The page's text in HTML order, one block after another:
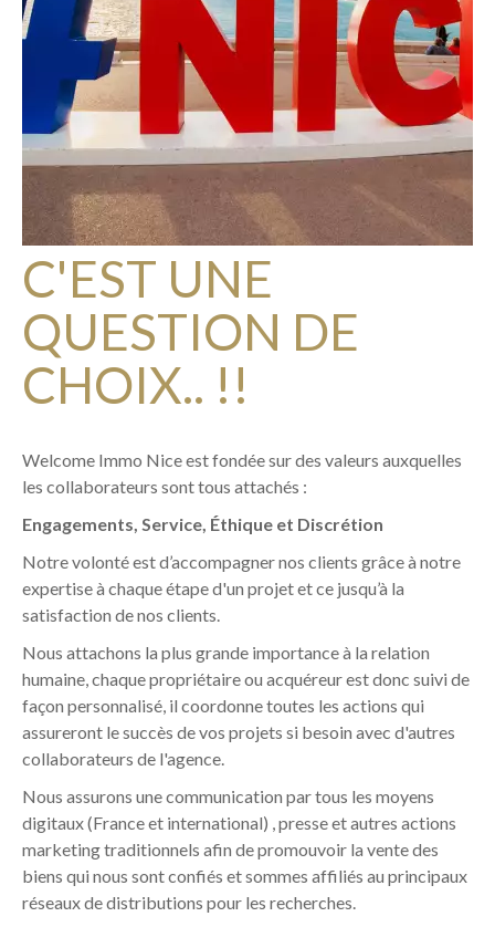
C'EST UNE
QUESTION DE
CHOIX.. !!
Welcome Immo Nice est fondée sur des valeurs auxquelles
les collaborateurs sont tous attachés :
Engagements, Service, Éthique et Discrétion
Notre volonté est d’accompagner nos clients grâce à notre
expertise à chaque étape d'un projet et ce jusqu’à la
satisfaction de nos clients.
Nous attachons la plus grande importance à la relation
humaine, chaque propriétaire ou acquéreur est donc suivi de
façon personnalisé, il coordonne toutes les actions qui
assureront le succès de vos projets si besoin avec d'autres
collaborateurs de l'agence.
Nous assurons une communication par tous les moyens
digitaux (France et international) , presse et autres actions
marketing traditionnels afin de promouvoir la vente des
biens qui nous sont confiés et sommes affiliés au principaux
réseaux de distributions pour les recherches.